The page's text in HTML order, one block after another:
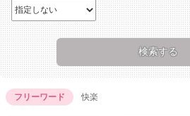
フリーワード 快楽